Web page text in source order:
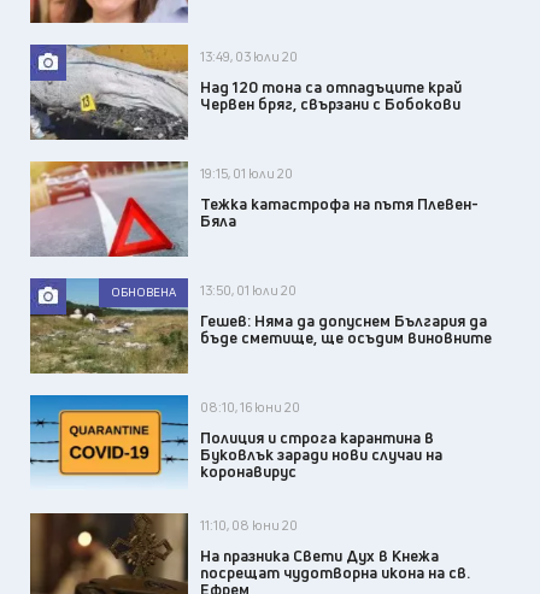
13:49, 03 юли 20
Над 120 тона са отпадъците край
Червен бряг, свързани с Бобокови
19:15, 01 юли 20
Тежка катастрофа на пътя Плевен-
Бяла
ОБНОВЕНА 13:50, 01 юли 20
Гешев: Няма да допуснем България да
бъде сметище, ще осъдим виновните
08:10, 16 юни 20
Полиция и строга карантина в
Буковлък заради нови случаи на
коронавирус
11:10, 08 юни 20
На празника Свети Дух в Кнежа
посрещат чудотворна икона на св.